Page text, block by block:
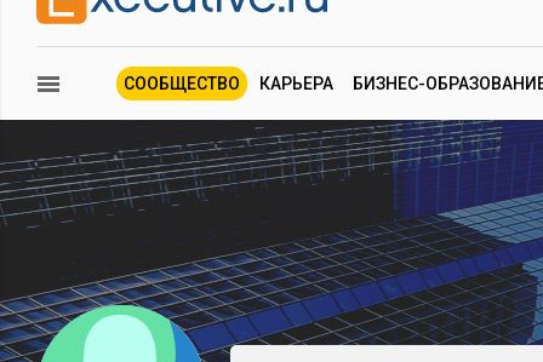
СООБЩЕСТВО КАРЬЕРА БИЗНЕС-